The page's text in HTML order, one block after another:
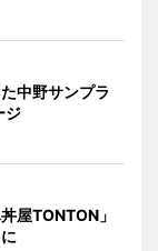
中野サンプラ
ジ
屋TONTON」